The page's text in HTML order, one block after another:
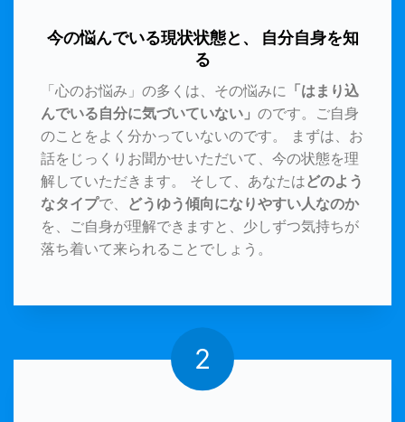
今の悩んでいる現状状態と、 自分自身を知
る
「心のお悩み」の多くは、その悩みに 「はまり込
んでいる自分に気づいていない」 のです。ご自身
のことをよく分かっていないのです。 まずは、お
話をじっくりお聞かせいただいて、今の状態を理
解していただきます。 そして、あなたはどのよう
なタイプで、 どうゆう傾向になりやすい人なのか
を、ご自身が理解できますと、少しずつ気持ちが
落ち着いて来られることでしょう。
2